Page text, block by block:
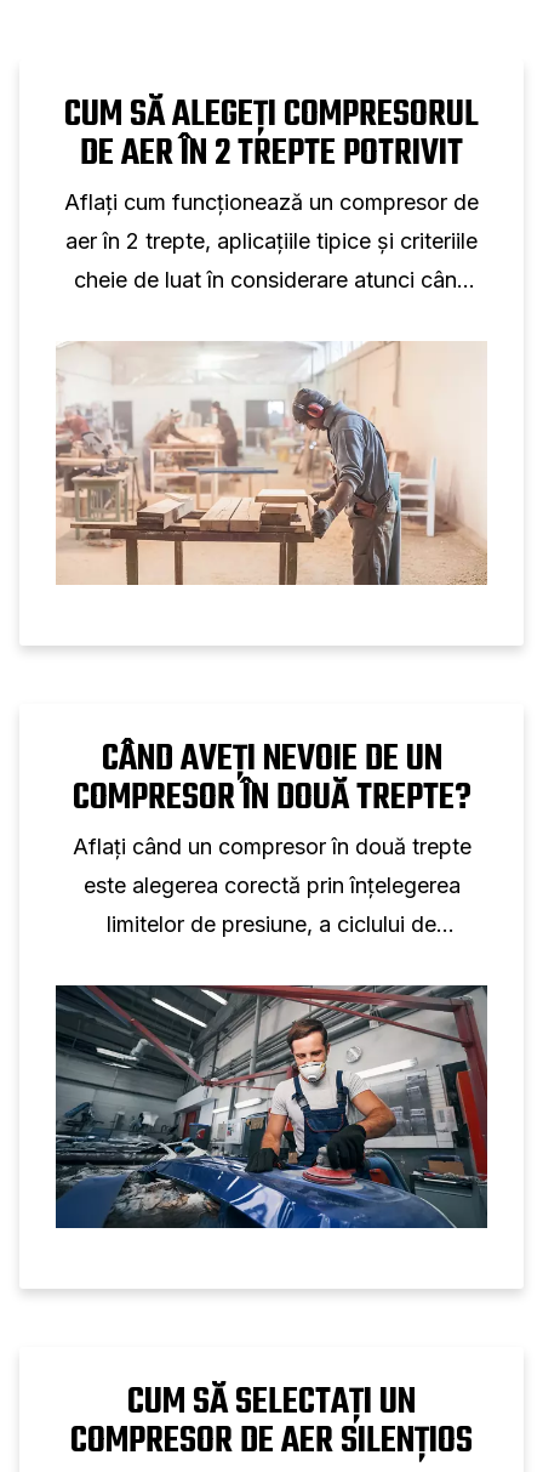
CUM SĂ ALEGEȚI COMPRESORUL
DE AER ÎN 2 TREPTE POTRIVIT
Aflați cum funcționează un compresor de
aer în 2 trepte, aplicațiile tipice și criteriile
cheie de luat în considerare atunci când
trepte pentru utilizare profesională.
CÂND AVEȚI NEVOIE DE UN
COMPRESOR ÎN DOUĂ TREPTE?
Aflați când un compresor în două trepte
este alegerea corectă prin înțelegerea
limitelor de presiune, a ciclului de
CUM SĂ SELECTAȚI UN
COMPRESOR DE AER SILENȚIOS